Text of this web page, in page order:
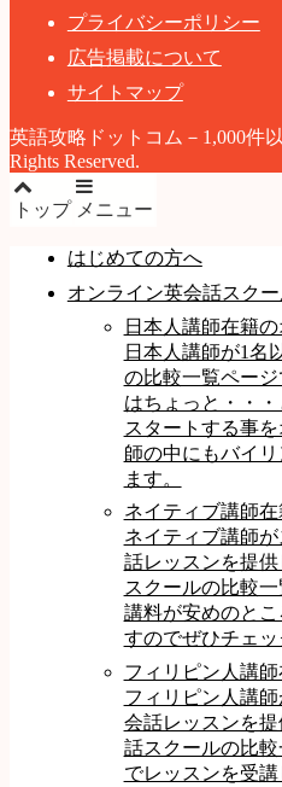
プライバシーポリシー
広告掲載について
サイトマップ
英語攻略ドットコム－1,000件
Rights Reserved.
トップ メニュー
はじめての方へ
オンライン英会話スク
日本人講師在籍
日本人講師が1名
の比較一覧ペー
はちょっと・・
スタートする事
師の中にもバイ
ます。
ネイティブ講師
ネイティブ講師
話レッスンを提
スクールの比較
講料が安めのと
すのでぜひチェッ
フィリピン人講
フィリピン人講
会話レッスンを
話スクールの比
でレッスンを受